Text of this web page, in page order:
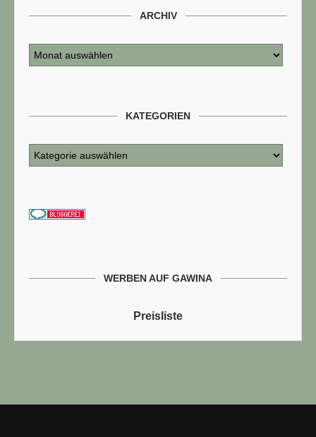
ARCHIV
KATEGORIEN
WERBEN AUF GAWINA
Preisliste